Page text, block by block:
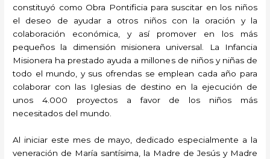
constituyó como Obra Pontificia para suscitar en los niños
el deseo de ayudar a otros niños con la oración y la
colaboración económica, y así promover en los más
pequeños la dimensión misionera universal. La Infancia
Misionera ha prestado ayuda a millones de niños y niñas de
todo el mundo, y sus ofrendas se emplean cada año para
colaborar con las Iglesias de destino en la ejecución de
unos 4.000 proyectos a favor de los niños más
necesitados del mundo.
Al iniciar este mes de mayo, dedicado especialmente a la
veneración de María santísima, la Madre de Jesús y Madre